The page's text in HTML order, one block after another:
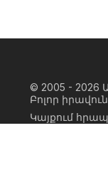
© 2005 - 2026
Բոլոր
Կայքում